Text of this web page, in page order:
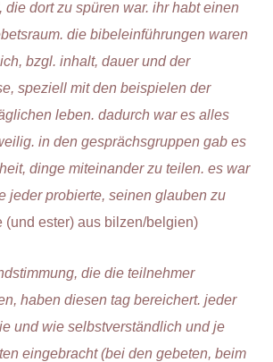
die dort zu spüren war. ihr habt einen
die bibeleinführungen waren
bzgl. inhalt, dauer und der
speziell mit den beispielen der
leben. dadurch war es alles
in den gesprächsgruppen gab es
dinge miteinander zu teilen. es war
jeder probierte, seinen glauben zu
(und ester) aus bilzen/belgien)
die die teilnehmer
haben diesen tag bereichert. jeder
und wie selbstverständlich und je
eingebracht (bei den gebeten, beim